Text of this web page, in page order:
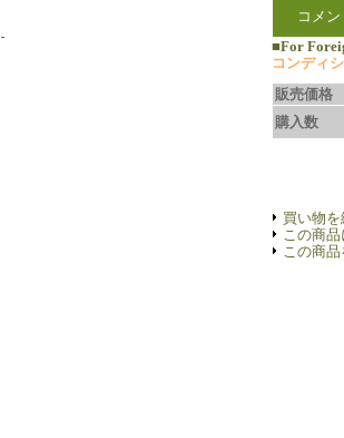
コメン
■For
コンディ
販売価格
購入数
買い物を
この商
この商